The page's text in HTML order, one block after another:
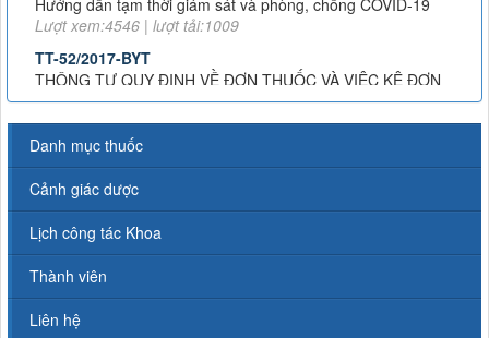
TT-52/2017-BYT
THÔNG TƯ QUY ĐỊNH VỀ ĐƠN THUỐC VÀ VIỆC KÊ ĐƠN
THUỐC HÓA DƯỢC, SINH PHẨM TRONG ĐIỀU TRỊ NGOẠI
TRÚ
Lượt xem:8018 | lượt tải:1382
51/2017/TT-BYT
THÔNG TƯ HƯỚNG DẪN PHÒNG, CHẨN ĐOÁN VÀ XỬ TRÍ
PHẢN VỆ
Lượt xem:11751 | lượt tải:2327
43-2007-QĐ-BYT
QUYẾT ĐỊNH 43-2007-QĐ-BYT VỀ XỬ LÍ RÁC THẢI Y TẾ
Lượt xem:4738 | lượt tải:1233
NGHỊ ĐỊNH SỐ 20/2017/TT-BYT VỀ THUỐC VÀ NGUYÊN
Danh mục thuốc
Cảnh giác dược
Lịch công tác Khoa
Thành viên
Liên hệ